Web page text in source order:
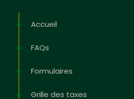
Accueil
FAQs
Formulaires
Grille des taxes